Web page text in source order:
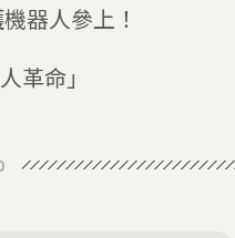
器人參上！
革命」